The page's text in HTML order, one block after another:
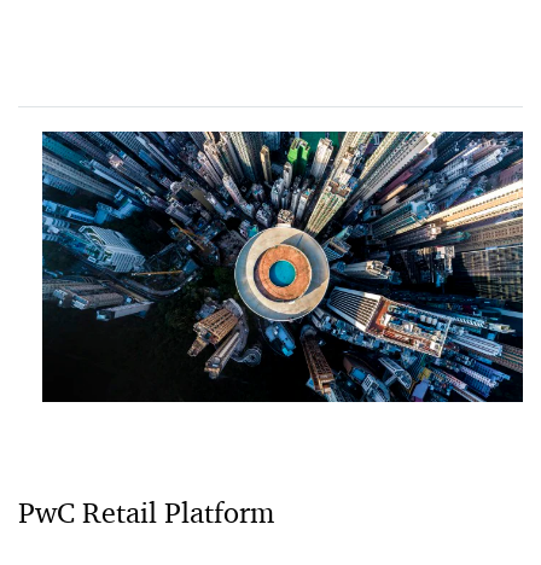
PwC Retail Platform